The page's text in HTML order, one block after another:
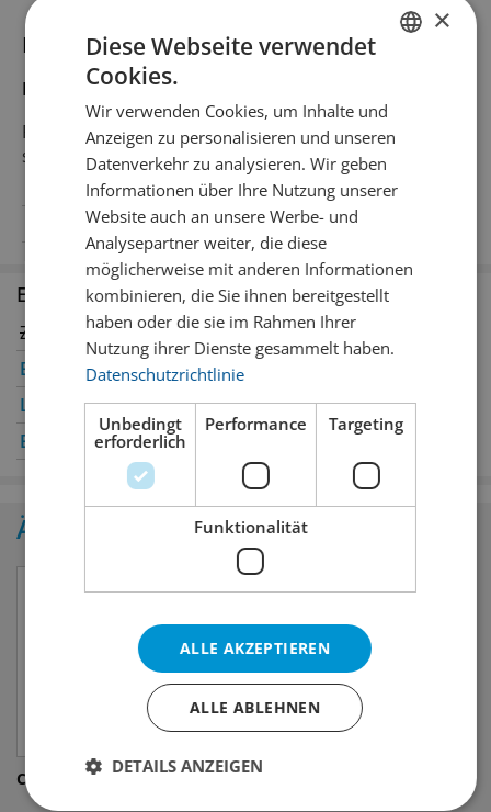
Informationen zum Produkt
Produktbeschreibung
Rotviolett, Blaubeerenaromen, süffig, fruchtig und
süss
Alkoholgehalt 4.5% Vol.Alc.
Erhältlich in den Filialen
Zürich
Bern
✔
Luzern
✔
Basel
✔
Winterthur
Oerlikon
St. Gallen
Ähnliche Produkte
Cidre Bayeux Insel Natur Cider
FRENCH
×
Diese Webseite verwendet
Cookies.
Wir verwenden Cookies, um Inhalte und
Anzeigen zu personalisieren und unseren
Datenverkehr zu analysieren. Wir geben
Informationen über Ihre Nutzung unserer
Website auch an unsere Werbe- und
Analysepartner weiter, die diese
möglicherweise mit anderen Informationen
kombinieren, die Sie ihnen bereitgestellt
haben oder die sie im Rahmen Ihrer
Nutzung ihrer Dienste gesammelt haben.
Datenschutzrichtlinie
Unbedingt
erforderlich
Performance Targeting
Funktionalität
ALLE AKZEPTIEREN
ALLE ABLEHNEN
DETAILS ANZEIGEN